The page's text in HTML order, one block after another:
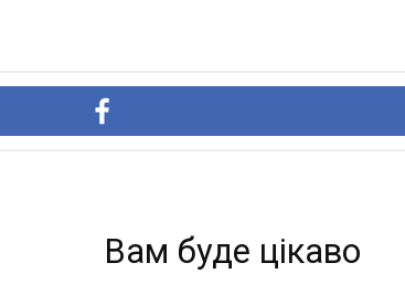
Вам буде цікаво